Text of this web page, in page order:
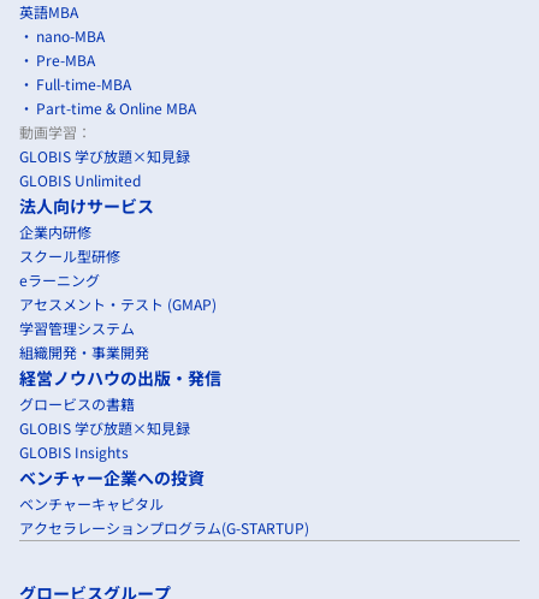
英語MBA
nano-MBA
Pre-MBA
Full-time-MBA
Part-time & Online MBA
動画学習：
GLOBIS 学び放題×知見録
GLOBIS Unlimited
法人向けサービス
企業内研修
スクール型研修
eラーニング
アセスメント・テスト (GMAP)
学習管理システム
組織開発・事業開発
経営ノウハウの出版・発信
グロービスの書籍
GLOBIS 学び放題×知見録
GLOBIS Insights
ベンチャー企業への投資
ベンチャーキャピタル
アクセラレーションプログラム(G-STARTUP)
グロービスグループ